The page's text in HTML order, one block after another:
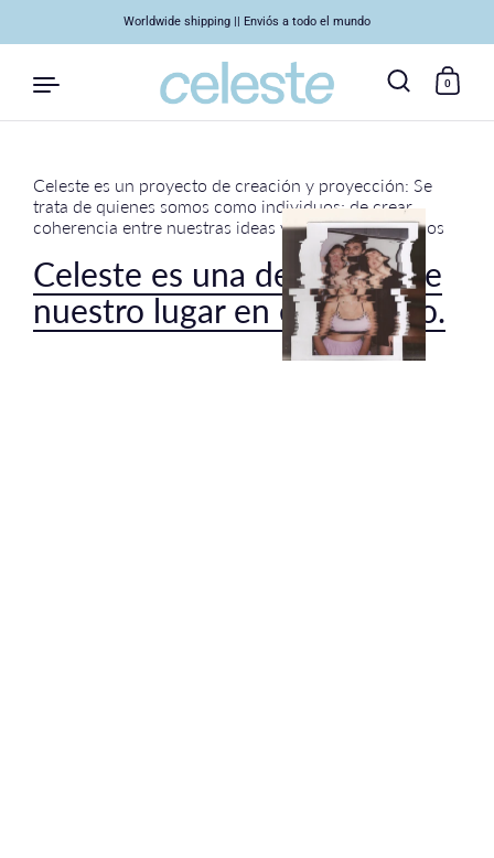
Skip to content
Worldwide shipping || Enviós a todo el mundo
0
Celeste es una definición de
nuestro lugar en el universo.
Celeste es un proyecto de creación y proyección: Se
trata de quienes somos como individuos; de crear
coherencia entre nuestras ideas y lo que proyectamos